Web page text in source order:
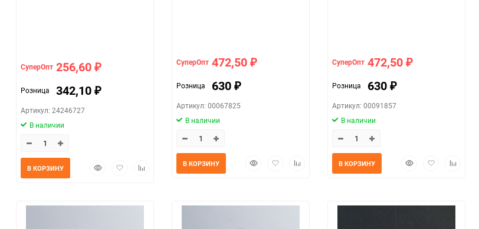
СуперОпт 256,60 ₽
Розница 342,10 ₽
Артикул: 24246727
В наличии
БыстрыйДобавитьДобавить
В КОРЗИНУ
СуперОпт 472,50 ₽
Розница 630 ₽
Артикул: 00067825
В наличии
БыстрыйДобавитьДобавить
В КОРЗИНУ
СуперОпт 472,50 ₽
Розница 630 ₽
Артикул: 00091857
В наличии
БыстрыйДобавитьДобавить
В КОРЗИНУ